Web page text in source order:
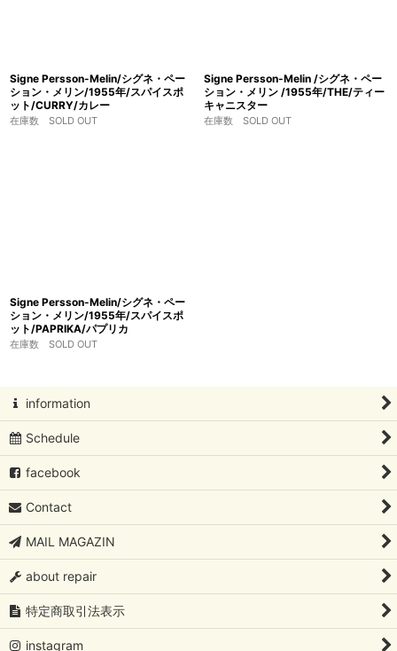
Signe Persson-Melin/シグネ・ペー
ション・メリン/1955年/スパイスポ
ット/CURRY/カレー
在庫数 SOLD OUT
Signe Persson-Melin /シグネ・ペー
ション・メリン /1955年/THE/ティー
キャニスター
在庫数 SOLD OUT
Signe Persson-Melin/シグネ・ペー
ション・メリン/1955年/スパイスポ
ット/PAPRIKA/パプリカ
在庫数 SOLD OUT
information
Schedule
facebook
Contact
MAIL MAGAZIN
about repair
特定商取引法表示
instagram